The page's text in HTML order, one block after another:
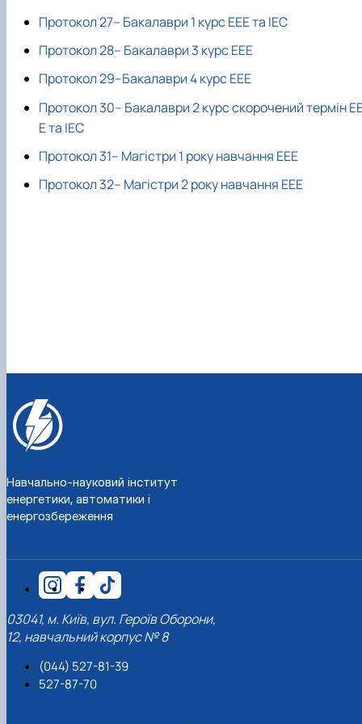
Протокол 27– Бакалаври 1 курс ЕЕЕ та ІЕС
Протокол 28– Бакалаври 3 курс ЕЕЕ
Протокол 29–Бакалаври 4 курс ЕЕЕ
Протокол 30– Бакалаври 2 курс скорочений термін
Е та ІЕС
Протокол 31– Магістри 1 року навчання ЕЕЕ
Протокол 32– Магістри 2 року навчання ЕЕЕ
Навчально-науковий інститут
енергетики, автоматики і
енергозбереження
03041, м. Київ, вул. Героїв Оборони,
12, навчальний корпус № 8
(044) 527-81-39
527-87-70